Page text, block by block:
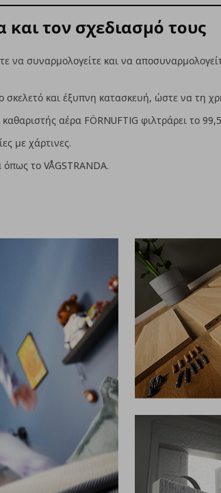
τον σχεδιασμό τους
να συναρμολογείτε και να
και έξυπνη κατασκευή, ώστε να τη
αέρα FÖRNUFTIG φιλτράρει το
με χάρτινες.
το VÅGSTRANDA.